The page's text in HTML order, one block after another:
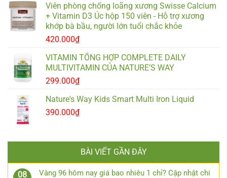
Viên phòng chống loãng xương Swisse Calcium
+ Vitamin D3 Úc hộp 150 viên - Hỗ trợ xương
khớp bà bầu, người lớn tuổi chắc khỏe
420.000₫
VITAMIN TỔNG HỢP COMPLETE DAILY
MULTIVITAMIN CỦA NATURE’S WAY
299.000₫
Nature's Way Kids Smart Multi Iron Liquid
390.000₫
BÀI VIẾT GẦN ĐÂY
08
Vàng 96 hôm nay giá bao nhiêu 1 chỉ? Cập nhật chi